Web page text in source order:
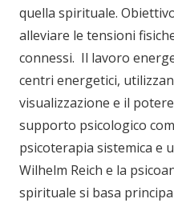
quella spirituale.
alleviare le tensioni
connessi. Il lavoro
centri energetici,
visualizzazione e il
supporto psicologico
psicoterapia sistemica e
Wilhelm Reich e la
spirituale si basa